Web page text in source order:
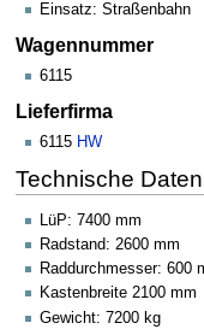
Einsatz: Straßenbahn
Wagennummer
6115
Lieferfirma
6115 HW
Technische Daten
LüP: 7400 mm
Radstand: 2600 mm
Raddurchmesser: 600
Kastenbreite 2100 mm
Gewicht: 7200 kg